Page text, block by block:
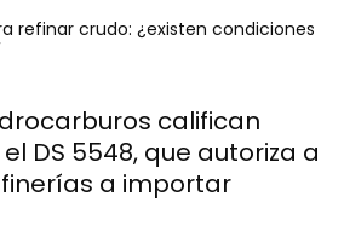
refinar crudo: ¿existen condiciones
califican
DS 5548, que autoriza a
a importar